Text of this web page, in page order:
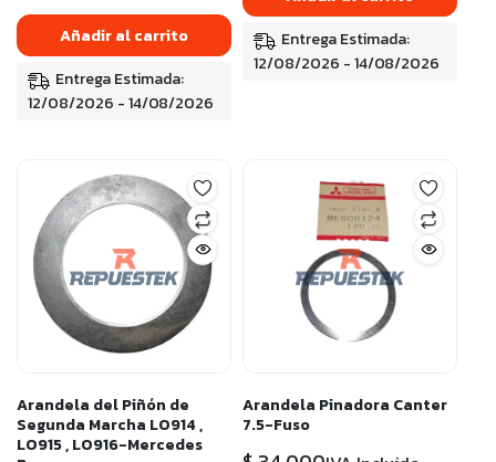
Añadir al carrito
Entrega Estimada:
12/08/2026 - 14/08/2026
Entrega Estimada:
12/08/2026 - 14/08/2026
Arandela del Piñón de
Segunda Marcha LO914 ,
LO915 , LO916-Mercedes
Arandela Pinadora Canter
7.5-Fuso